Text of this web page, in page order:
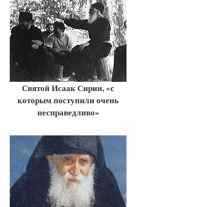
Святой Исаак Сирин, «с
которым поступили очень
несправедливо»